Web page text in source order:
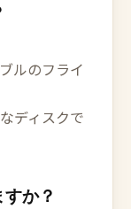
ルのフライ
ディスクで
か？